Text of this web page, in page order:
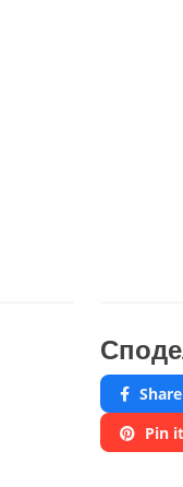
Share
Pin it